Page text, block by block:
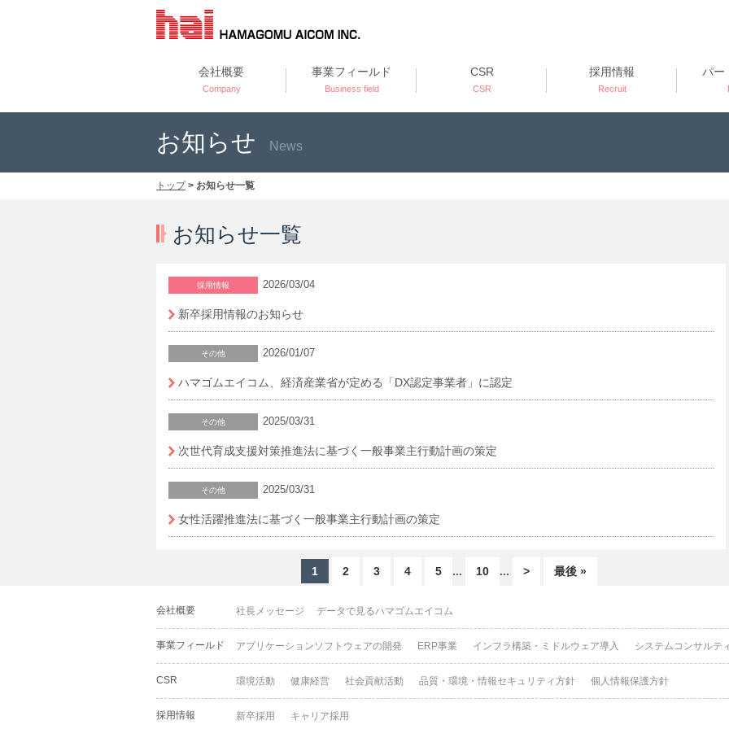
会社概要
Company
事業フィールド
Business field
CSR
CSR
採用情報
Recruit
パー
お知らせ News
トップ> お知らせ一覧
お知らせ一覧
採用情報 2026/03/04
新卒採用情報のお知らせ
その他 2026/01/07
ハマゴムエイコム、経済産業省が定める「DX認定事業者」に認定
その他 2025/03/31
次世代育成支援対策推進法に基づく一般事業主行動計画の策定
その他 2025/03/31
女性活躍推進法に基づく一般事業主行動計画の策定
1 2 3 4 5 ... 10 ... > 最後 »
会社概要 社長メッセージ データで見るハマゴムエイコム
事業フィールド アプリケーションソフトウェアの開発 ERP事業 インフラ構築・ミドルウェア導入 システムコンサルテ
CSR 環境活動 健康経営 社会貢献活動 品質・環境・情報セキュリティ方針 個人情報保護方針
採用情報 新卒採用 キャリア採用